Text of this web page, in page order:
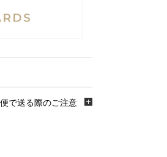
で送る際のご注意